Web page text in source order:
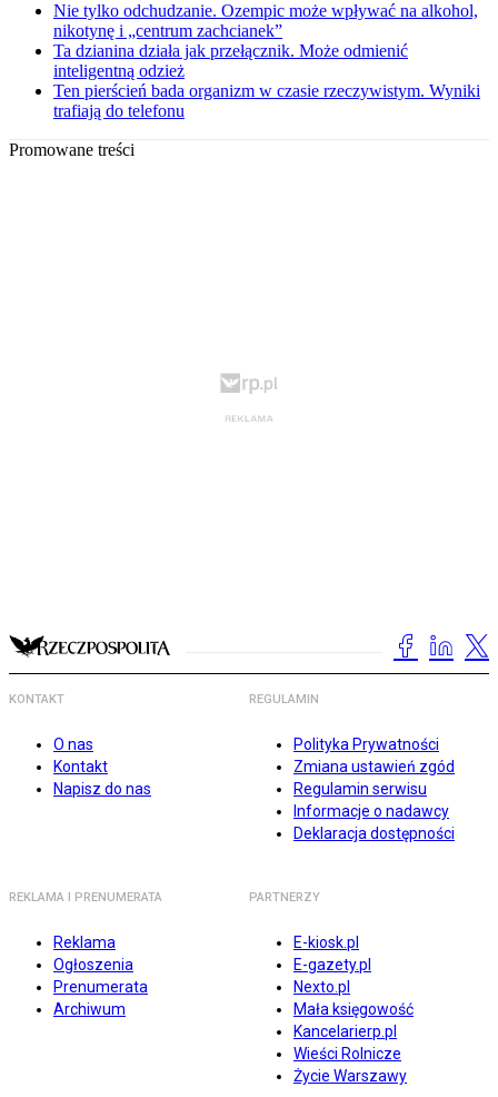
Nie tylko odchudzanie. Ozempic może wpływać na alkohol,
nikotynę i „centrum zachcianek”
Ta dzianina działa jak przełącznik. Może odmienić
inteligentną odzież
Ten pierścień bada organizm w czasie rzeczywistym. Wyniki
trafiają do telefonu
Promowane treści
KONTAKT
O nas
Kontakt
Napisz do nas
REGULAMIN
Polityka Prywatności
Zmiana ustawień zgód
Regulamin serwisu
Informacje o nadawcy
Deklaracja dostępności
REKLAMA I PRENUMERATA
Reklama
Ogłoszenia
Prenumerata
Archiwum
PARTNERZY
E-kiosk.pl
E-gazety.pl
Nexto.pl
Mała księgowość
Kancelarierp.pl
Wieści Rolnicze
Życie Warszawy